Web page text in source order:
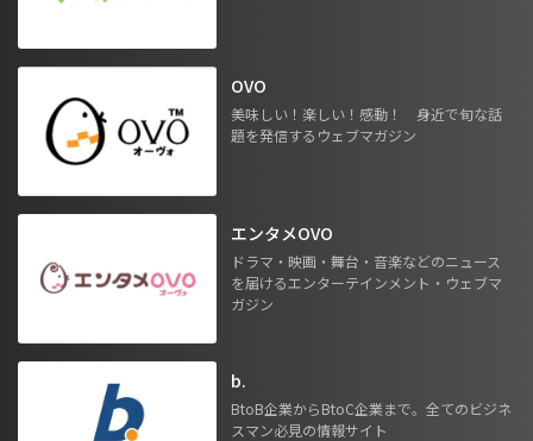
OVO
美味しい！楽しい！感動！ 身近で旬な話
題を発信するウェブマガジン
エンタメOVO
ドラマ・映画・舞台・音楽などのニュース
を届けるエンターテインメント・ウェブマ
ガジン
b.
BtoB企業からBtoC企業まで。全てのビジネ
スマン必見の情報サイト